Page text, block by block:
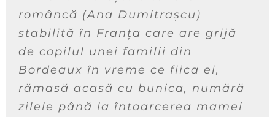
româncă (Ana Dumitrașcu)
stabilită în Franța care are grijă
de copilul unei familii din
Bordeaux în vreme ce fiica ei,
rămasă acasă cu bunica, numără
zilele până la întoarcerea mamei